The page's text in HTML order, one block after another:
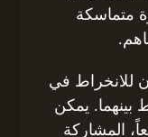
متماسكة
للانخراط في
يمكن
المشاركة